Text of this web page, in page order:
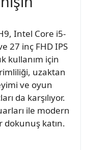
Intel Core i5-
27 inç FHD IPS
kullanım için
uzaktan
ve oyun
da karşılıyor.
ile modern
dokunuş katın.